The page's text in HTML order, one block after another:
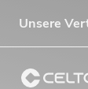
Unsere